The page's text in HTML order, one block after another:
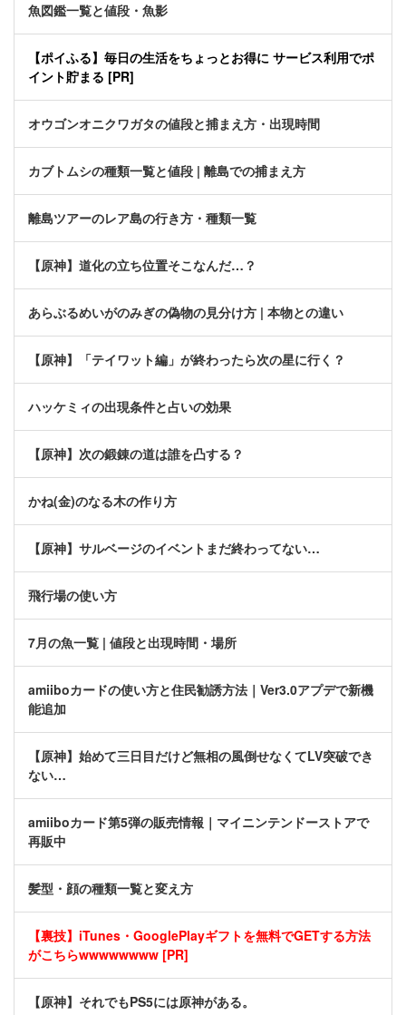
魚図鑑一覧と値段・魚影
【ポイふる】毎日の生活をちょっとお得に サービス利用でポ
イント貯まる [PR]
オウゴンオニクワガタの値段と捕まえ方・出現時間
カブトムシの種類一覧と値段 | 離島での捕まえ方
離島ツアーのレア島の行き方・種類一覧
【原神】道化の立ち位置そこなんだ…？
あらぶるめいがのみぎの偽物の見分け方 | 本物との違い
【原神】「テイワット編」が終わったら次の星に行く？
ハッケミィの出現条件と占いの効果
【原神】次の鍛錬の道は誰を凸する？
かね(金)のなる木の作り方
【原神】サルベージのイベントまだ終わってない…
飛行場の使い方
7月の魚一覧 | 値段と出現時間・場所
amiiboカードの使い方と住民勧誘方法｜Ver3.0アプデで新機
能追加
【原神】始めて三日目だけど無相の風倒せなくてLV突破でき
ない…
amiiboカード第5弾の販売情報｜マイニンテンドーストアで
再販中
髪型・顔の種類一覧と変え方
【裏技】iTunes・GooglePlayギフトを無料でGETする方法
がこちらwwwwwwww [PR]
【原神】それでもPS5には原神がある。